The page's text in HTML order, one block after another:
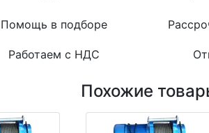
Помощь в подборе
Работаем с НДС
Похожие